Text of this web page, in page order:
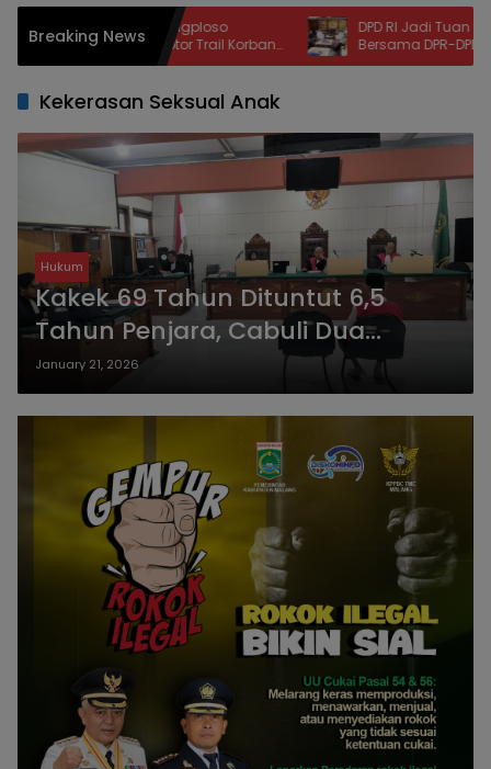
Breaking News
Polsek Karangploso
Motor Trail Korban
Hitungan Jam
DPD RI Jadi Tuan Rumah
Bersama DPR-DPD pada 14
Kekerasan Seksual Anak
Hukum
Kakek 69 Tahun Dituntut 6,5
Tahun Penjara, Cabuli Dua
Santriwati di Lingkungan Ponpes
January 21, 2026